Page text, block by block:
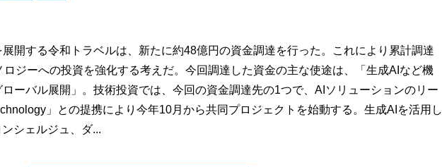
開する令和トラベルは、新たに約48億円の資金調達を行った。これにより累計調達
ジーへの投資を強化する考えだ。今回調達した資金の主な使途は、「生成AIなど機
ーバル展開」。技術投資では、今回の資金調達先の1つで、AIソリューションのリー
」との提携により今年10月から共同プロジェクトを始動する。生成AIを活用し
シェルジュ、ダ...